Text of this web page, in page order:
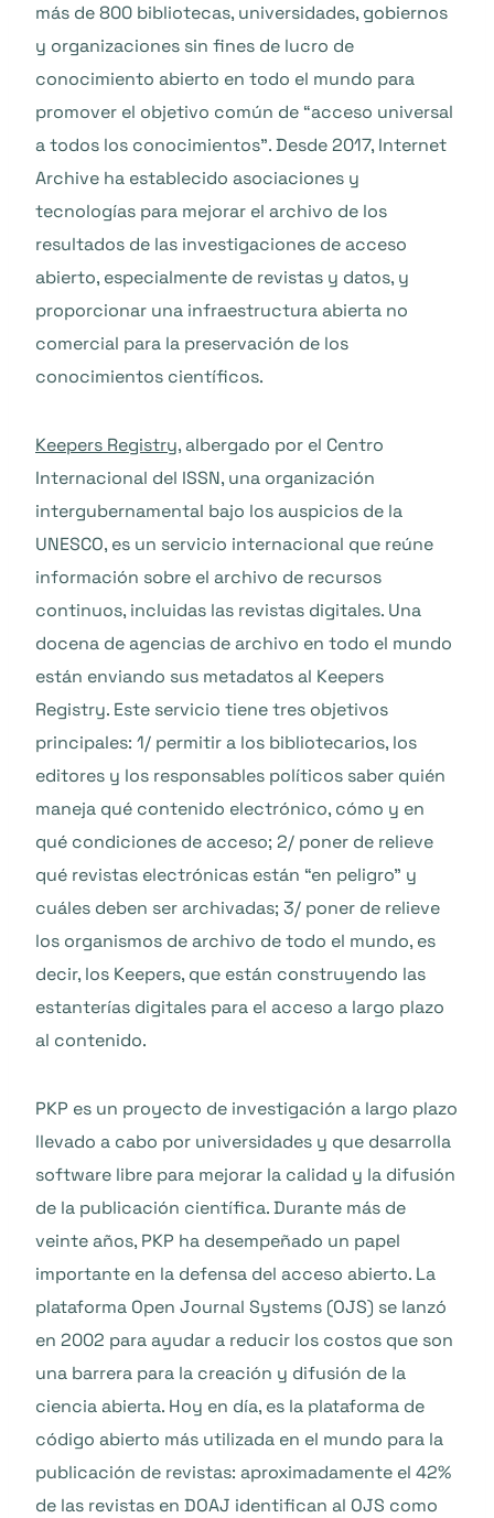
más de 800 bibliotecas, universidades, gobiernos
y organizaciones sin fines de lucro de
conocimiento abierto en todo el mundo para
promover el objetivo común de “acceso universal
a todos los conocimientos”. Desde 2017, Internet
Archive ha establecido asociaciones y
tecnologías para mejorar el archivo de los
resultados de las investigaciones de acceso
abierto, especialmente de revistas y datos, y
proporcionar una infraestructura abierta no
comercial para la preservación de los
conocimientos científicos.
Keepers Registry, albergado por el Centro
Internacional del ISSN, una organización
intergubernamental bajo los auspicios de la
UNESCO, es un servicio internacional que reúne
información sobre el archivo de recursos
continuos, incluidas las revistas digitales. Una
docena de agencias de archivo en todo el mundo
están enviando sus metadatos al Keepers
Registry. Este servicio tiene tres objetivos
principales: 1/ permitir a los bibliotecarios, los
editores y los responsables políticos saber quién
maneja qué contenido electrónico, cómo y en
qué condiciones de acceso; 2/ poner de relieve
qué revistas electrónicas están “en peligro” y
cuáles deben ser archivadas; 3/ poner de relieve
los organismos de archivo de todo el mundo, es
decir, los Keepers, que están construyendo las
estanterías digitales para el acceso a largo plazo
al contenido.
PKP es un proyecto de investigación a largo plazo
llevado a cabo por universidades y que desarrolla
software libre para mejorar la calidad y la difusión
de la publicación científica. Durante más de
veinte años, PKP ha desempeñado un papel
importante en la defensa del acceso abierto. La
plataforma Open Journal Systems (OJS) se lanzó
en 2002 para ayudar a reducir los costos que son
una barrera para la creación y difusión de la
ciencia abierta. Hoy en día, es la plataforma de
código abierto más utilizada en el mundo para la
publicación de revistas: aproximadamente el 42%
de las revistas en DOAJ identifican al OJS como